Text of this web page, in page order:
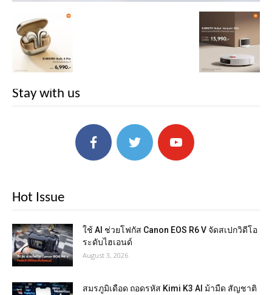
Stay with us
Hot Issue
ใช้ AI ช่วยโฟกัส Canon EOS R6 V จัดสเปกวิดีโอ
ระดับไฮเอนด์
August 3, 2026
สมรภูมิเดือด ถอดรหัส Kimi K3 AI ม้ามืด สัญชาติ